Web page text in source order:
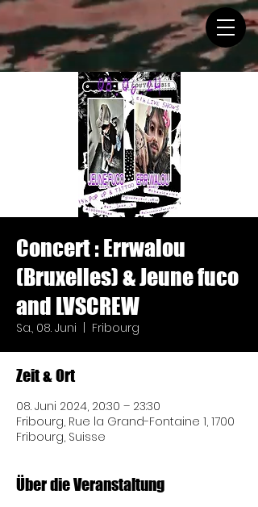
Concert : Errwalou
(Bruxelles) & Jeune fuco
and LVSCREW
Sa., 08. Juni Fribourg
Zeit & Ort
08. Juni 2024, 20:30 – 23:30
Fribourg, Rue la Grand-Fontaine 1, 1700
Fribourg, Suisse
Über die Veranstaltung